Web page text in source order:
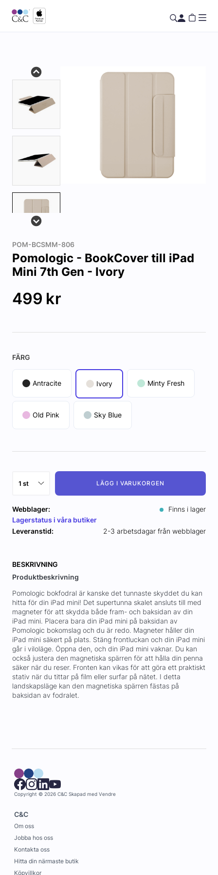
POM-BCSMM-806
Pomologic - BookCover till iPad
Mini 7th Gen - Ivory
499 kr
FÄRG
Antracite Ivory Minty Fresh
Old Pink Sky Blue
LÄGG I VARUKORGEN
Webblager:
Finns i lager
Lagerstatus i våra butiker
Leveranstid:
2-3 arbetsdagar från webblager
BESKRIVNING
Produktbeskrivning
Pomologic bokfodral är kanske det tunnaste skyddet du kan
hitta för din iPad mini! Det supertunna skalet ansluts till med
magneter för att skydda både fram- och baksidan av din
iPad mini. Placera bara din iPad mini på baksidan av
Pomologic bokomslag och du är redo. Magneter håller din
iPad mini säkert på plats. Stäng frontluckan och din iPad mini
går i viloläge. Öppna den, och din iPad mini vaknar. Du kan
också justera den magnetiska spärren för att hålla din penna
säker när du reser. Fronten kan vikas för att göra ett praktiskt
stativ när du tittar på film eller surfar på nätet. I detta
landskapsläge kan den magnetiska spärren fästas på
baksidan av fodralet.
Copyright © 2026 C&C Skapad med Vendre
C&C
Om oss
Jobba hos oss
Kontakta oss
Hitta din närmaste butik
Köpvillkor